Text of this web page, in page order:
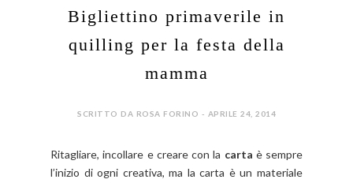
Bigliettino primaverile in
quilling per la festa della
mamma
SCRITTO DA ROSA FORINO - APRILE 24, 2014
Ritagliare, incollare e creare con la carta è sempre
l’inizio di ogni creativa, ma la carta è un materiale